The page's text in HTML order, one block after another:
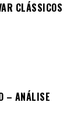
CLÁSSICOS
– ANÁLISE